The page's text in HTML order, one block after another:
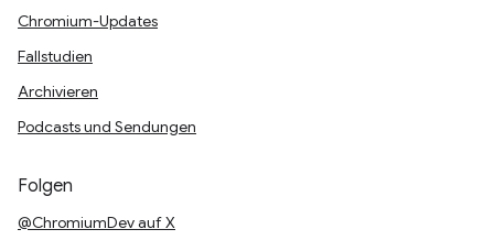
Chromium-Updates
Fallstudien
Archivieren
Podcasts und Sendungen
Folgen
@ChromiumDev auf X